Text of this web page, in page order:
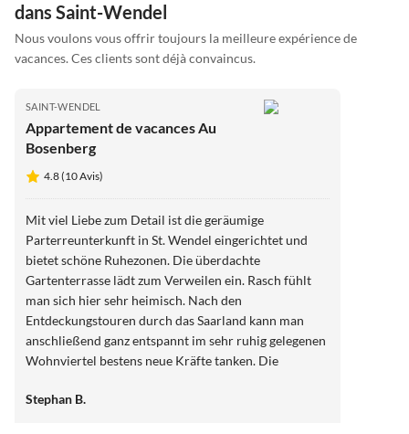
dans Saint-Wendel
Nous voulons vous offrir toujours la meilleure expérience de
vacances. Ces clients sont déjà convaincus.
SAINT-WENDEL
Appartement de vacances Au
Bosenberg
4.8 (10 Avis)
Mit viel Liebe zum Detail ist die geräumige
Parterreunterkunft in St. Wendel eingerichtet und
bietet schöne Ruhezonen. Die überdachte
Gartenterrasse lädt zum Verweilen ein. Rasch fühlt
man sich hier sehr heimisch. Nach den
Entdeckungstouren durch das Saarland kann man
anschließend ganz entspannt im sehr ruhig gelegenen
Wohnviertel bestens neue Kräfte tanken. Die
gute Tipps zu den Sehenswürdigkeiten der Region und
Stephan B.